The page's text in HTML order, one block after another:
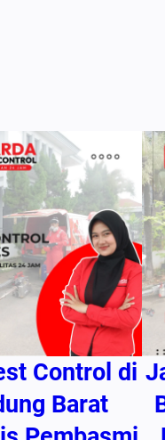
g
a
r
a
n
s
i
Control di
Barat